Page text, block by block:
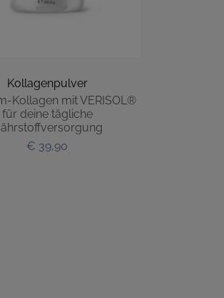
Kollagenpulver
Kollagen mit VERISOL®
für deine tägliche
€ 39,90